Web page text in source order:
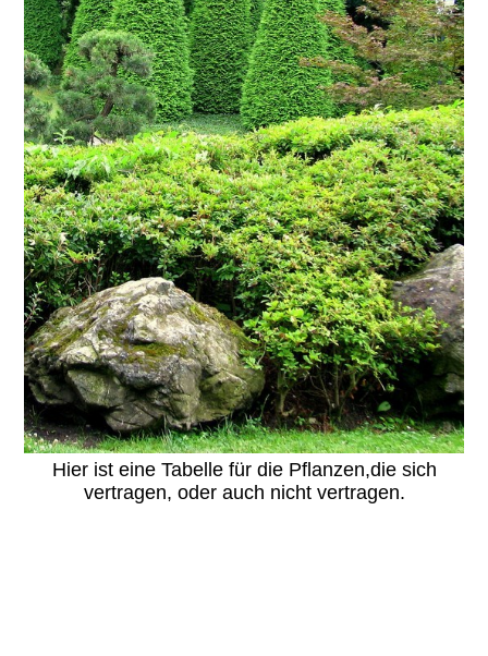
Hier ist eine Tabelle für die Pflanzen,die sich
vertragen, oder auch nicht vertragen.